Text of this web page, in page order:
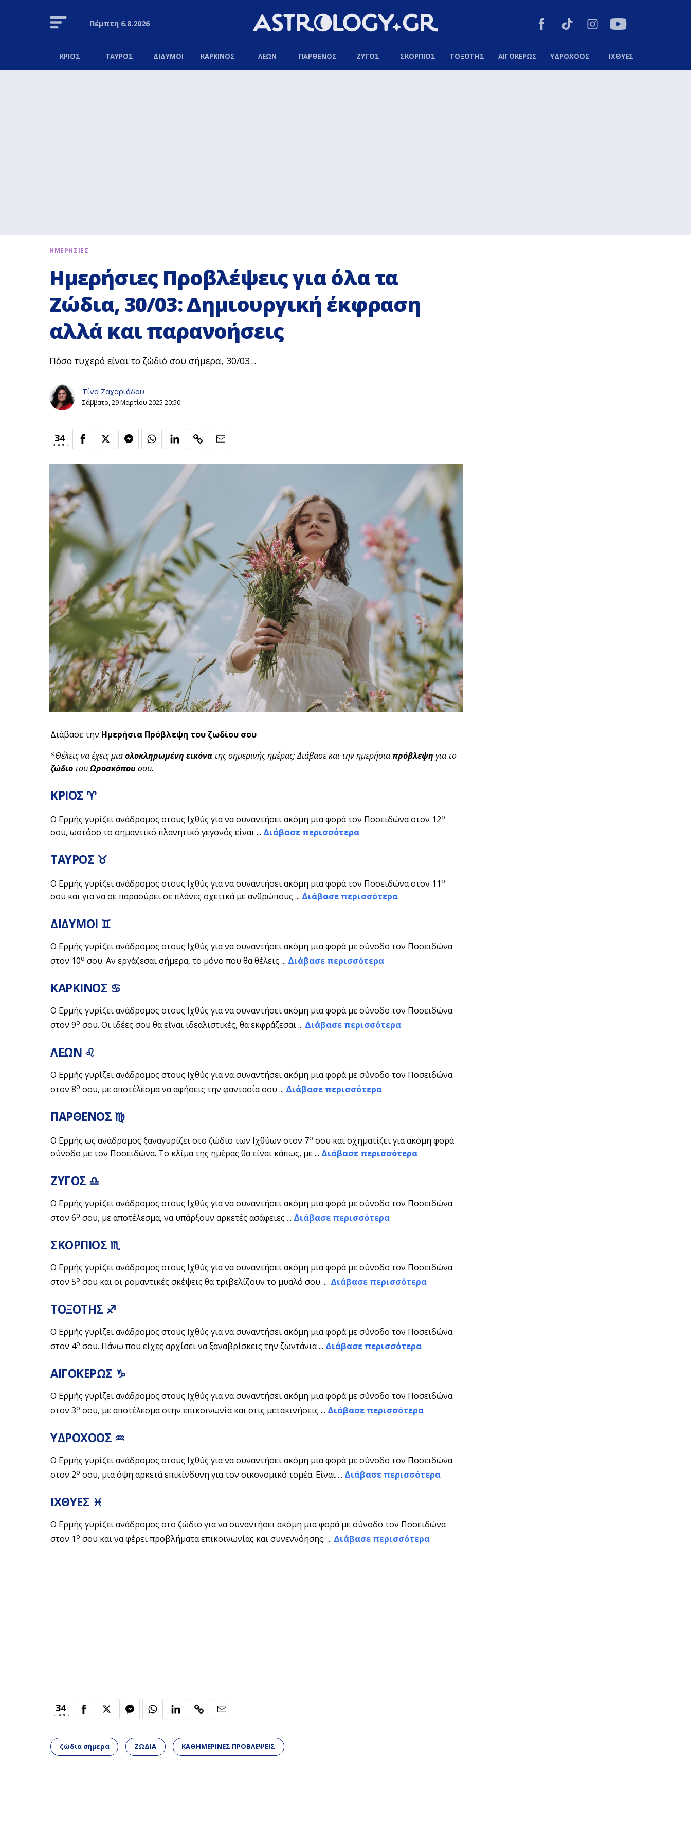
Πέμπτη6.8.2026
ΚΡΙΟΣ ΤΑΥΡΟΣ ΔΙΔΥΜΟΙ ΚΑΡΚΙΝΟΣ ΛΕΩΝ ΠΑΡΘΕΝΟΣ ΖΥΓΟΣ ΣΚΟΡΠΙΟΣ ΤΟΞΟΤΗΣ ΑΙΓΟΚΕΡΩΣ ΥΔΡΟΧΟΟΣ ΙΧΘΥΕΣ
ΗΜΕΡΗΣΙΕΣ
Ημερήσιες Προβλέψεις για όλα τα
Ζώδια, 30/03: Δημιουργική έκφραση
αλλά και παρανοήσεις
Πόσο τυχερό είναι το ζώδιό σου σήμερα, 30/03...
Τίνα Ζαχαριάδου
Σάββατο, 29 Μαρτίου 2025 20:50
34
SHARES
Διάβασε την Ημερήσια Πρόβλεψη του ζωδίου σου
*Θέλεις να έχεις μιαολοκληρωμένη εικόνατης σημερινής ημέρας; Διάβασε και την ημερήσιαπρόβλεψη για το
ζώδιοτουΩροσκόπουσου.
ΚΡΙΟΣ ♈
Ο Ερμής γυρίζει ανάδρομος στους Ιχθύς για να συναντήσει ακόμη μια φορά τον Ποσειδώνα στον 12ο
σου, ωστόσο το σημαντικό πλανητικό γεγονός είναι ... Διάβασε περισσότερα
ΤΑΥΡΟΣ ♉
Ο Ερμής γυρίζει ανάδρομος στους Ιχθύς για να συναντήσει ακόμη μια φορά τον Ποσειδώνα στον 11ο
σου και για να σε παρασύρει σε πλάνες σχετικά με ανθρώπους ... Διάβασε περισσότερα
ΔΙΔΥΜΟΙ ♊
Ο Ερμής γυρίζει ανάδρομος στους Ιχθύς για να συναντήσει ακόμη μια φορά με σύνοδο τον Ποσειδώνα
στον 10ο σου. Αν εργάζεσαι σήμερα, το μόνο που θα θέλεις ... Διάβασε περισσότερα
ΚΑΡΚΙΝΟΣ ♋
Ο Ερμής γυρίζει ανάδρομος στους Ιχθύς για να συναντήσει ακόμη μια φορά με σύνοδο τον Ποσειδώνα
στον 9ο σου. Οι ιδέες σου θα είναι ιδεαλιστικές, θα εκφράζεσαι ... Διάβασε περισσότερα
ΛΕΩΝ ♌
Ο Ερμής γυρίζει ανάδρομος στους Ιχθύς για να συναντήσει ακόμη μια φορά με σύνοδο τον Ποσειδώνα
στον 8ο σου, με αποτέλεσμα να αφήσεις την φαντασία σου ... Διάβασε περισσότερα
ΠΑΡΘΕΝΟΣ ♍
Ο Ερμής ως ανάδρομος ξαναγυρίζει στο ζώδιο των Ιχθύων στον 7ο σου και σχηματίζει για ακόμη φορά
σύνοδο με τον Ποσειδώνα. Το κλίμα της ημέρας θα είναι κάπως, με ... Διάβασε περισσότερα
ΖΥΓΟΣ ♎
Ο Ερμής γυρίζει ανάδρομος στους Ιχθύς για να συναντήσει ακόμη μια φορά με σύνοδο τον Ποσειδώνα
στον 6ο σου, με αποτέλεσμα, να υπάρξουν αρκετές ασάφειες ... Διάβασε περισσότερα
ΣΚΟΡΠΙΟΣ ♏
Ο Ερμής γυρίζει ανάδρομος στους Ιχθύς για να συναντήσει ακόμη μια φορά με σύνοδο τον Ποσειδώνα
στον 5ο σου και οι ρομαντικές σκέψεις θα τριβελίζουν το μυαλό σου. ... Διάβασε περισσότερα
ΤΟΞΟΤΗΣ ♐
Ο Ερμής γυρίζει ανάδρομος στους Ιχθύς για να συναντήσει ακόμη μια φορά με σύνοδο τον Ποσειδώνα
στον 4ο σου. Πάνω που είχες αρχίσει να ξαναβρίσκεις την ζωντάνια ... Διάβασε περισσότερα
ΑΙΓΟΚΕΡΩΣ ♑
Ο Ερμής γυρίζει ανάδρομος στους Ιχθύς για να συναντήσει ακόμη μια φορά με σύνοδο τον Ποσειδώνα
στον 3ο σου, με αποτέλεσμα στην επικοινωνία και στις μετακινήσεις ... Διάβασε περισσότερα
ΥΔΡΟΧΟΟΣ ♒
Ο Ερμής γυρίζει ανάδρομος στους Ιχθύς για να συναντήσει ακόμη μια φορά με σύνοδο τον Ποσειδώνα
στον 2ο σου, μια όψη αρκετά επικίνδυνη για τον οικονομικό τομέα. Είναι ... Διάβασε περισσότερα
ΙΧΘΥΕΣ ♓
Ο Ερμής γυρίζει ανάδρομος στο ζώδιο για να συναντήσει ακόμη μια φορά με σύνοδο τον Ποσειδώνα
στον 1ο σου και να φέρει προβλήματα επικοινωνίας και συνεννόησης. ... Διάβασε περισσότερα
34
SHARES
ζώδια σήμερα ΖΩΔΙΑ ΚΑΘΗΜΕΡΙΝΕΣ ΠΡΟΒΛΕΨΕΙΣ